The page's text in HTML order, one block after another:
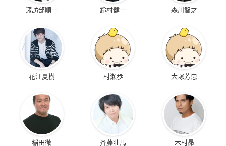
諏訪部順一 鈴村健一 森川智之
花江夏樹 村瀬歩 大塚芳忠
稲田徹 斉藤壮馬 木村昴